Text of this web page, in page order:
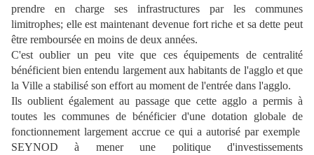
prendre en charge ses infrastructures par les communes
limitrophes; elle est maintenant devenue fort riche et sa dette peut
être remboursée en moins de deux années.
C'est oublier un peu vite que ces équipements de centralité
bénéficient bien entendu largement aux habitants de l'agglo et que
la Ville a stabilisé son effort au moment de l'entrée dans l'agglo.
Ils oublient également au passage que cette agglo a permis à
toutes les communes de bénéficier d'une dotation globale de
fonctionnement largement accrue ce qui a autorisé par exemple
SEYNOD à mener une politique d'investissements